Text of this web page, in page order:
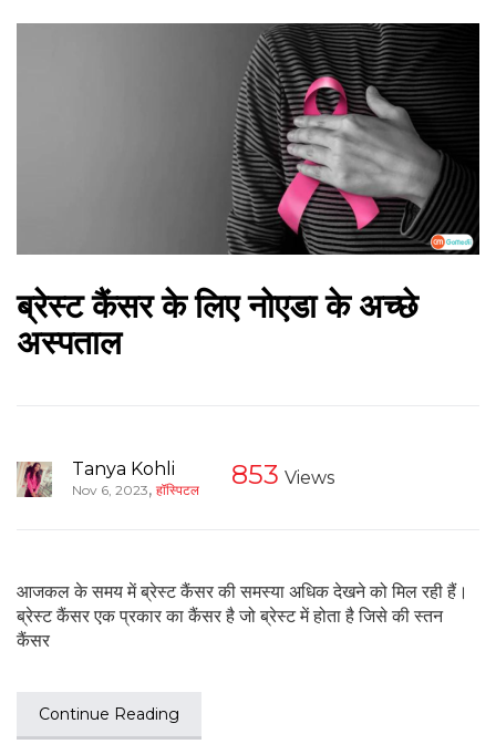
ब्रेस्ट कैंसर के लिए नोएडा के अच्छे
अस्पताल
Tanya Kohli
Nov 6, 2023, हॉस्पिटल 853 Views
आजकल के समय में ब्रेस्ट कैंसर की समस्या अधिक देखने को मिल रही हैं।
ब्रेस्ट कैंसर एक प्रकार का कैंसर है जो ब्रेस्ट में होता है जिसे की स्तन
कैंसर
Continue Reading